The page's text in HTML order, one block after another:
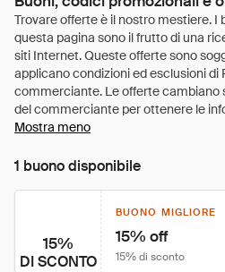
Mostra meno
1 buono disponibile
15%
DI SCONTO
BUONO MIGLIORE
15% off
15% di sconto